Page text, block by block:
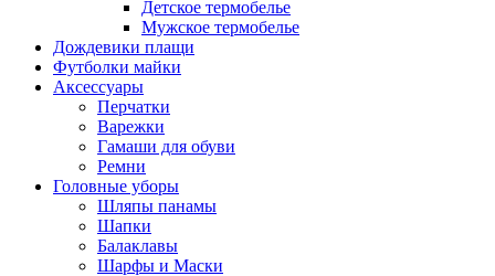
Детское термобелье
Мужское термобелье
Дождевики плащи
Футболки майки
Аксессуары
Перчатки
Варежки
Гамаши для обуви
Ремни
Головные уборы
Шляпы панамы
Шапки
Балаклавы
Шарфы и Маски